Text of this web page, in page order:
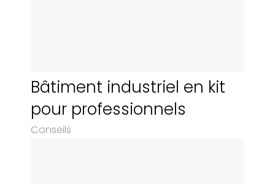
Bâtiment industriel en kit
pour professionnels
Conseils